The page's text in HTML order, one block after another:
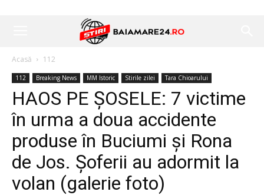
Acasă 112
112 Breaking News MM Istoric Stirile zilei Tara Chioarului
HAOS PE ȘOSELE: 7 victime
în urma a doua accidente
produse în Buciumi și Rona
de Jos. Șoferii au adormit la
volan (galerie foto)